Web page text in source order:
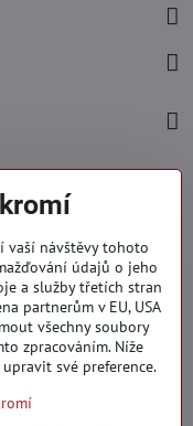
vaší návštěvy tohoto
údajů o jeho
a služby třetích stran
partnerům v EU, USA
všechny soubory
zpracováním. Níže
své preference.